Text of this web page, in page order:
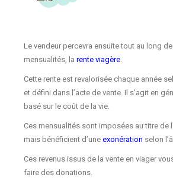
Le vendeur percevra ensuite tout au long
mensualités, larente viagère
Cette rente est revalorisée chaque année
et défini dans l’acte de vente. Il s’agit en
basé sur le coût de la vie.
Ces mensualités sont imposées au titre de
mais bénéficient d’uneexonération selon
Ces revenus issus de la vente en viager
faire des donations.